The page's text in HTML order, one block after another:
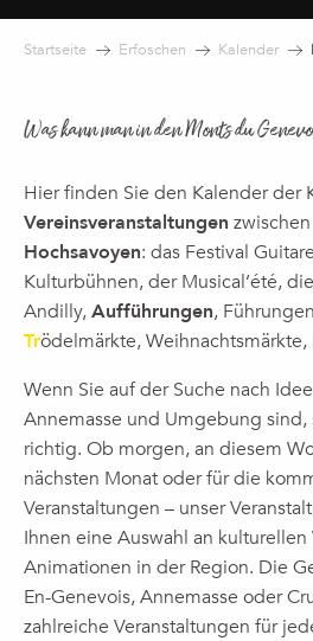
Startseite Erfoschen Kalender
Was kann man in den Monts du
Hier finden Sie den Kalender der
Vereinsveranstaltungen
Hochsavoyen: das Festival
Kulturbühnen, der Musical’été,
Andilly,Aufführungen,
Trödelmärkte, Weihnachtsmärkte,
Wenn Sie auf der Suche nach
Annemasse und Umgebung sind,
richtig. Ob morgen, an diesem
nächsten Monat oder für die
Veranstaltungen – unser
Ihnen eine Auswahl an
Animationen in der Region. Die
En-Genevois, Annemasse oder
zahlreiche Veranstaltungen für